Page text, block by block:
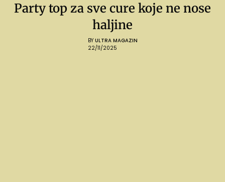
Party top za sve cure koje ne nose
haljine
BY ULTRA MAGAZIN
22/11/2025